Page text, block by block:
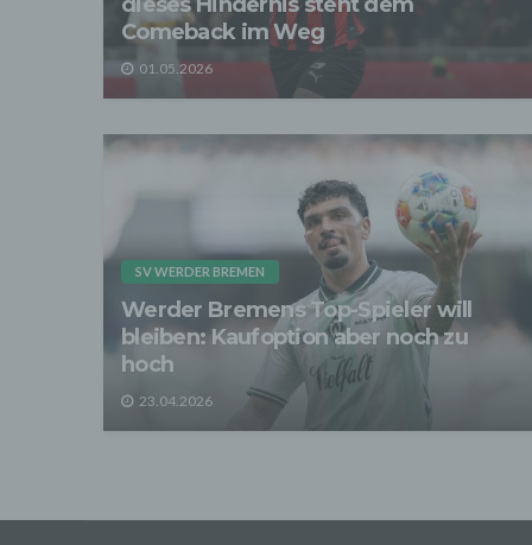
Comeback im Weg
01.05.2026
SV WERDER BREMEN
Werder Bremens Top-Spieler will
bleiben: Kaufoption aber noch zu
hoch
23.04.2026
"Dritt-
3.
Die
-
-
Wir
Bei